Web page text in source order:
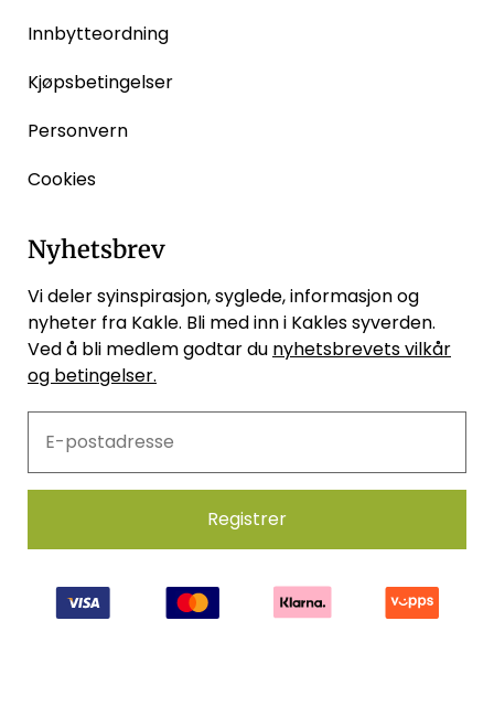
Innbytteordning
Kjøpsbetingelser
Personvern
Cookies
Nyhetsbrev
Vi deler syinspirasjon, syglede, informasjon og
nyheter fra Kakle. Bli med inn i Kakles syverden.
Ved å bli medlem godtar du nyhetsbrevets vilkår
og betingelser.